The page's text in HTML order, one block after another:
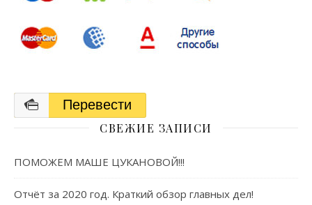
Перевести
СВЕЖИЕ ЗАПИСИ
ПОМОЖЕМ МАШЕ ЦУКАНОВОЙ!!!
Отчёт за 2020 год. Краткий обзор главных дел!